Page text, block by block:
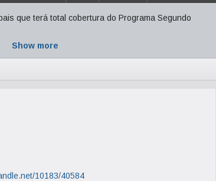
que terá total cobertura do Programa Segundo
Show more
10183/40584